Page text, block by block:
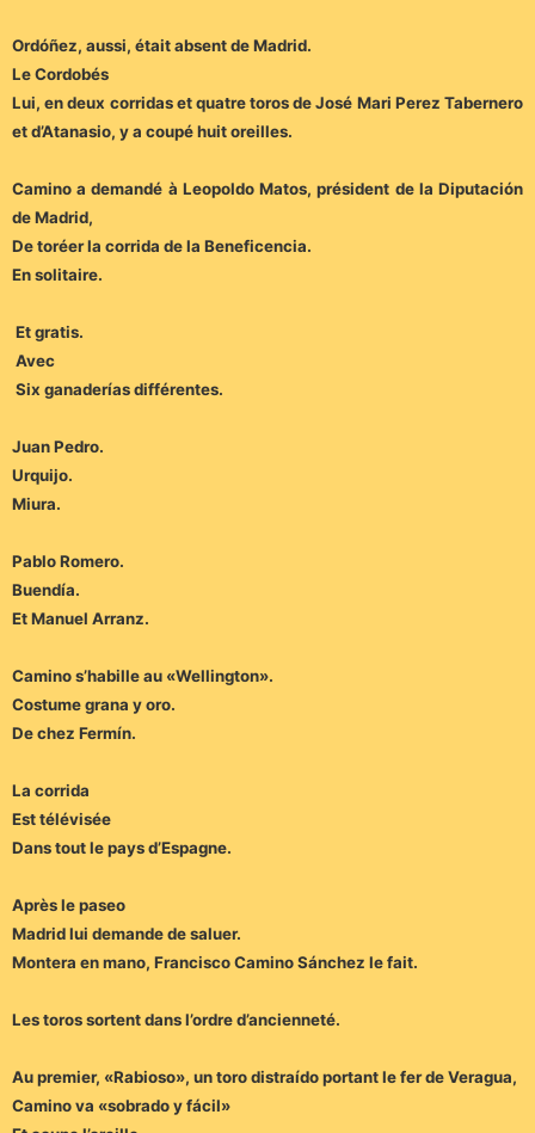
Ordóñez, aussi, était absent de Madrid.
Le Cordobés
Lui, en deux corridas et quatre toros de José Mari Perez Tabernero
et d’Atanasio, y a coupé huit oreilles.
Camino a demandé à Leopoldo Matos, président de la Diputación
de Madrid,
De toréer la corrida de la Beneficencia.
En solitaire.
Et gratis.
Avec
Six ganaderías différentes.
Juan Pedro.
Urquijo.
Miura.
Pablo Romero.
Buendía.
Et Manuel Arranz.
Camino s’habille au «Wellington».
Costume grana y oro.
De chez Fermín.
La corrida
Est télévisée
Dans tout le pays d’Espagne.
Après le paseo
Madrid lui demande de saluer.
Montera en mano, Francisco Camino Sánchez le fait.
Les toros sortent dans l’ordre d’ancienneté.
Au premier, «Rabioso», un toro distraído portant le fer de Veragua,
Camino va «sobrado y fácil»